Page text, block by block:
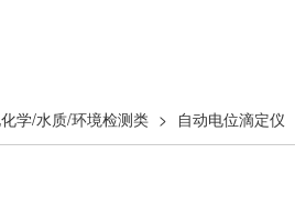
学/水质/环境检测类 > 自动电位滴定仪